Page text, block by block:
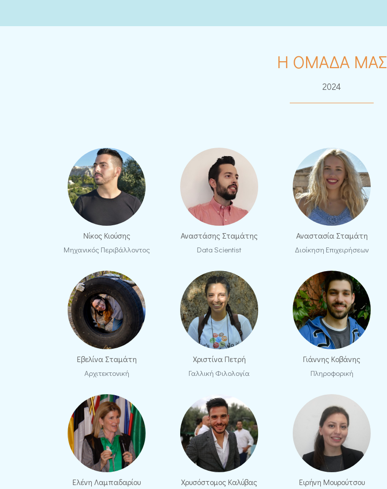
H ΟΜΑΔΑ ΜΑΣ
2024
Νίκος Κιούσης
Μηχανικός Περιβάλλοντος
Αναστάσης Σταμάτης
Data Scientist
Αναστασία Σταμάτη
Διοίκηση Επιχειρήσεων
Εβελίνα Σταμάτη
Αρχιτεκτονική
Χριστίνα Πετρή
Γαλλική Φιλολογία
Γιάννης Κοβάνης
Πληροφορική
Ελένη Λαμπαδαρίου Χρυσόστομος Καλύβας Ειρήνη Μουρούτσου